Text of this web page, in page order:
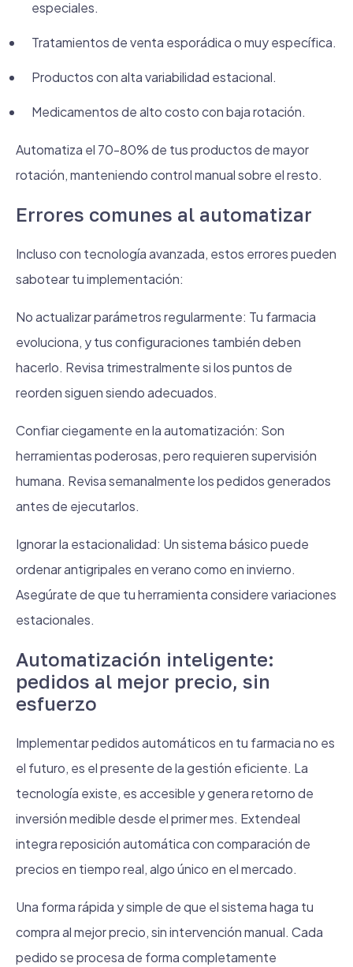
especiales.
Tratamientos de venta esporádica o muy específica.
Productos con alta variabilidad estacional.
Medicamentos de alto costo con baja rotación.
Automatiza el 70-80% de tus productos de mayor
rotación, manteniendo control manual sobre el resto.
Errores comunes al automatizar
Incluso con tecnología avanzada, estos errores pueden
sabotear tu implementación:
No actualizar parámetros regularmente: Tu farmacia
evoluciona, y tus configuraciones también deben
hacerlo. Revisa trimestralmente si los puntos de
reorden siguen siendo adecuados.
Confiar ciegamente en la automatización: Son
herramientas poderosas, pero requieren supervisión
humana. Revisa semanalmente los pedidos generados
antes de ejecutarlos.
Ignorar la estacionalidad: Un sistema básico puede
ordenar antigripales en verano como en invierno.
Asegúrate de que tu herramienta considere variaciones
estacionales.
Automatización inteligente:
pedidos al mejor precio, sin
esfuerzo
Implementar pedidos automáticos en tu farmacia no es
el futuro, es el presente de la gestión eficiente. La
tecnología existe, es accesible y genera retorno de
inversión medible desde el primer mes. Extendeal
integra reposición automática con comparación de
precios en tiempo real, algo único en el mercado.
Una forma rápida y simple de que el sistema haga tu
compra al mejor precio, sin intervención manual. Cada
pedido se procesa de forma completamente